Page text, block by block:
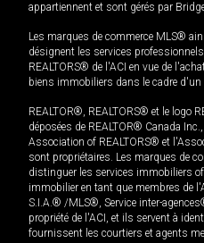
appartiennent et sont gérés par
Les marques de commerce MLS®
désignent les services
REALTORS® de l'ACI en vue de
biens immobiliers dans le cadre d'un
REALTOR®, REALTORS® et le logo
déposées de REALTOR® Canada
Association of REALTORS® et
sont propriétaires. Les marques de
distinguer les services immobiliers
immobilier en tant que membres de
S.I.A.® /MLS®, Service inter-
propriété de l'ACI, et ils servent à
fournissent les courtiers et agents